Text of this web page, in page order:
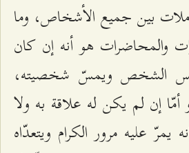
بين جميع الأشخاص، وما
والمحاضرات هو أنه إن كان
الشخص ويمسّ شخصيته،
أمّا إن لم يكن له علاقة به ولا
عليه مرور الكرام ويتعدّاه